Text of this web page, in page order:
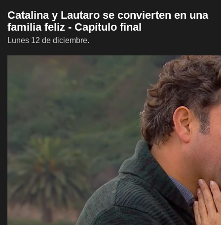
Catalina y Lautaro se convierten en una
familia feliz - Capítulo final
Lunes 12 de diciembre.